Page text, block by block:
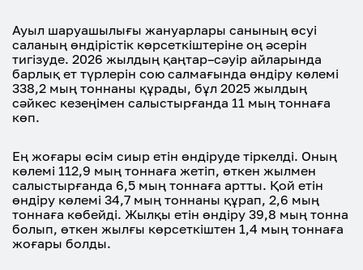
Ауыл шаруашылығы жануарлары санының өсуі
саланың өндірістік көрсеткіштеріне оң әсерін
тигізуде. 2026 жылдың қаңтар–сәуір айларында
барлық ет түрлерін сою салмағында өндіру көлемі
338,2 мың тоннаны құрады, бұл 2025 жылдың
сәйкес кезеңімен салыстырғанда 11 мың тоннаға
көп.
Ең жоғары өсім сиыр етін өндіруде тіркелді. Оның
көлемі 112,9 мың тоннаға жетіп, өткен жылмен
салыстырғанда 6,5 мың тоннаға артты. Қой етін
өндіру көлемі 34,7 мың тоннаны құрап, 2,6 мың
тоннаға көбейді. Жылқы етін өндіру 39,8 мың тонна
болып, өткен жылғы көрсеткіштен 1,4 мың тоннаға
жоғары болды.